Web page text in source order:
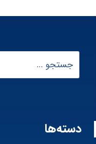
دسته‌ها